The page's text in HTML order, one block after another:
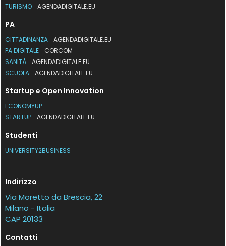
TURISMO
AGENDADIGITALE.EU
PA
CITTADINANZA
AGENDADIGITALE.EU
PA DIGITALE
CORCOM
SANITÀ
AGENDADIGITALE.EU
SCUOLA
AGENDADIGITALE.EU
Startup e Open Innovation
ECONOMYUP
STARTUP
AGENDADIGITALE.EU
Studenti
UNIVERSITY2BUSINESS
Indirizzo
Via Moretto da Brescia, 22
Milano - Italia
CAP 20133
Contatti